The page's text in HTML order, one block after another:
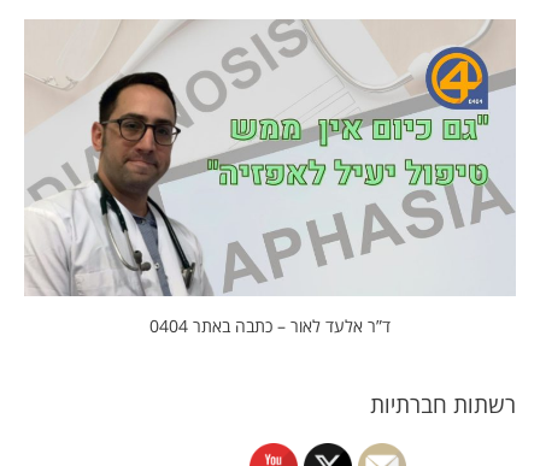
ד”ר אלעד לאור – כתבה באתר 0404
רשתות חברתיות